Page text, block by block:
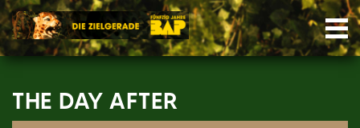
Skip
to
content
THE DAY AFTER